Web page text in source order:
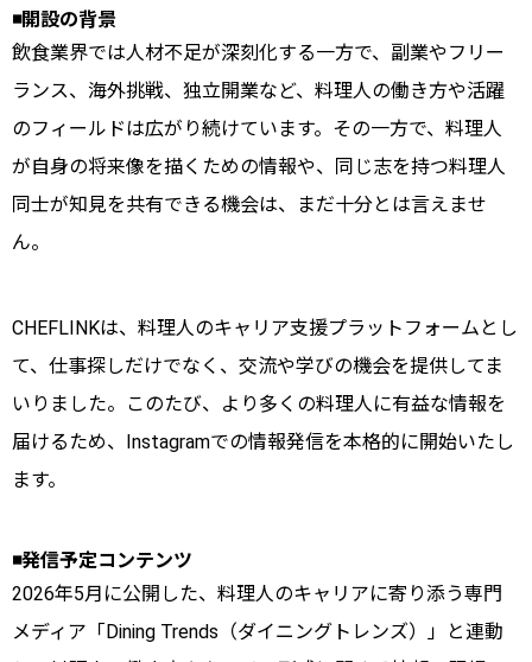
◾️開設の背景
飲食業界では人材不足が深刻化する一方で、副業やフリー
ランス、海外挑戦、独立開業など、料理人の働き方や活躍
のフィールドは広がり続けています。その一方で、料理人
が自身の将来像を描くための情報や、同じ志を持つ料理人
同士が知見を共有できる機会は、まだ十分とは言えませ
ん。
CHEFLINKは、料理人のキャリア支援プラットフォームとし
て、仕事探しだけでなく、交流や学びの機会を提供してま
いりました。このたび、より多くの料理人に有益な情報を
届けるため、Instagramでの情報発信を本格的に開始いたし
ます。
◾️発信予定コンテンツ
2026年5月に公開した、料理人のキャリアに寄り添う専門
メディア「Dining Trends（ダイニングトレンズ）」と連動